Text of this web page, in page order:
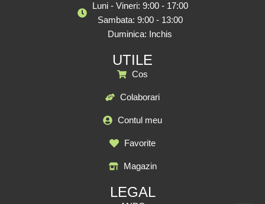
Luni - Vineri: 9:00 - 17:00
Sambata: 9:00 - 13:00
Duminica: Inchis
UTILE
Cos
Colaborari
Contul meu
Favorite
Magazin
LEGAL